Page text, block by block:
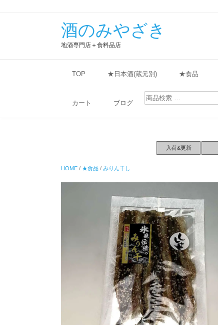
酒のみやざき
地酒専門店＋食料品店
TOP ★日本酒(蔵元別) ★食品
カート ブログ
検
索
入荷&更新
HOME / ★食品 / みりん干し